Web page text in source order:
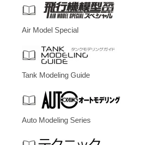
Air Model Special
Tank Modeling Guide
Auto Modeling Series